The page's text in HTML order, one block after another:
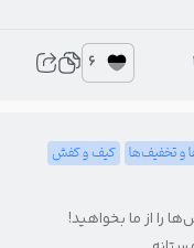
6
و تخفیف‌ها کیف و کفش
را از ما بخواهید!